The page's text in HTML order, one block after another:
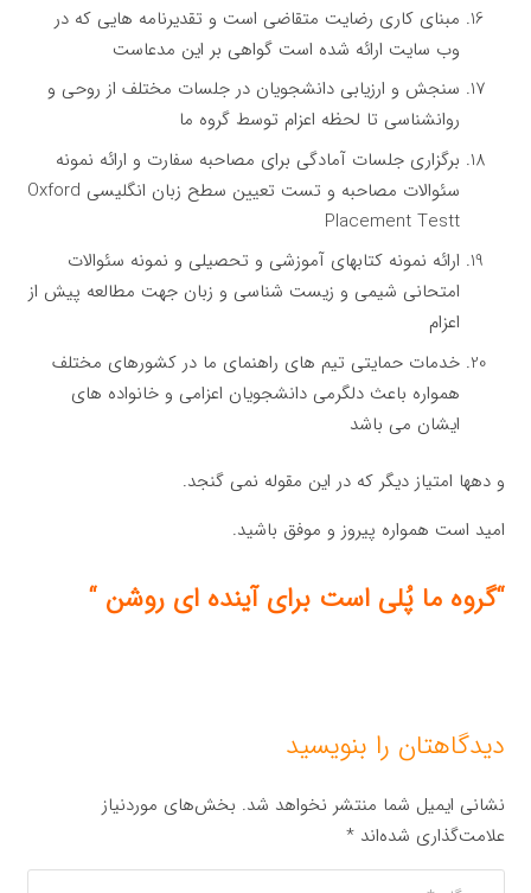
مبنای کاری رضایت متقاضی است و تقدیرنامه هایی که در
وب سایت ارائه شده است گواهی بر این مدعاست
سنجش و ارزیابی دانشجویان در جلسات مختلف از روحی و
روانشناسی تا لحظه اعزام توسط گروه ما
برگزاری جلسات آمادگی برای مصاحبه سفارت و ارائه نمونه
سئوالات مصاحبه و تست تعیین سطح زبان انگلیسی Oxford
Placement Testt
ارائه نمونه کتابهای آموزشی و تحصیلی و نمونه سئوالات
امتحانی شیمی و زیست شناسی و زبان جهت مطالعه پیش از
اعزام
خدمات حمایتی تیم های راهنمای ما در کشورهای مختلف
همواره باعث دلگرمی دانشجویان اعزامی و خانواده های
ایشان می باشد
و دهها امتیاز دیگر که در این مقوله نمی گنجد.
امید است همواره پیروز و موفق باشید.
“گروه ما پُلی است برای آینده ای روشن “
دیدگاهتان را بنویسید
نشانی ایمیل شما منتشر نخواهد شد. بخش‌های موردنیاز
علامت‌گذاری شده‌اند*